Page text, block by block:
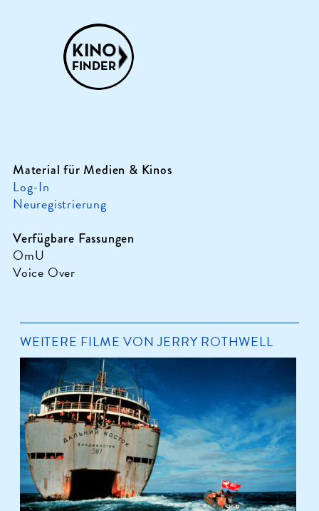
Material für Medien & Kinos
Log-In
Neuregistrierung
Verfügbare Fassungen
OmU
Voice Over
WEITERE FILME VON JERRY ROTHWELL